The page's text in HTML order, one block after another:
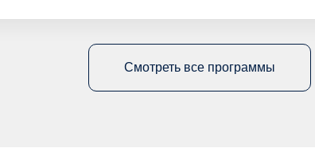
Смотреть все программы